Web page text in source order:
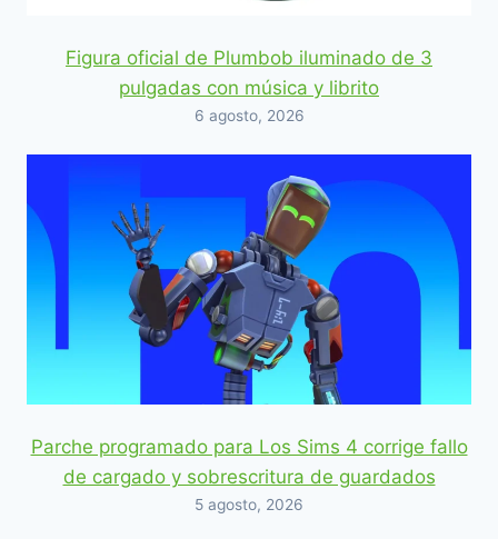
Figura oficial de Plumbob iluminado de 3
pulgadas con música y librito
6 agosto, 2026
Parche programado para Los Sims 4 corrige fallo
de cargado y sobrescritura de guardados
5 agosto, 2026